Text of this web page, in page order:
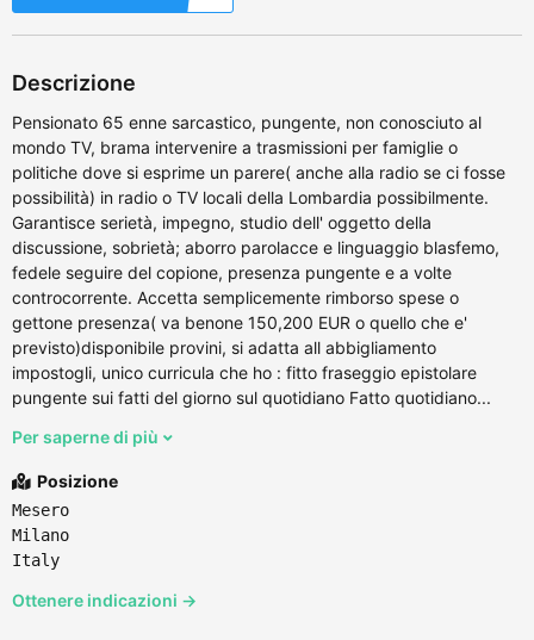
Descrizione
Pensionato 65 enne sarcastico, pungente, non conosciuto al
mondo TV, brama intervenire a trasmissioni per famiglie o
politiche dove si esprime un parere( anche alla radio se ci fosse
possibilità) in radio o TV locali della Lombardia possibilmente.
Garantisce serietà, impegno, studio dell' oggetto della
discussione, sobrietà; aborro parolacce e linguaggio blasfemo,
fedele seguire del copione, presenza pungente e a volte
controcorrente. Accetta semplicemente rimborso spese o
gettone presenza( va benone 150,200 EUR o quello che e'
previsto)disponibile provini, si adatta all abbigliamento
impostogli, unico curricula che ho : fitto fraseggio epistolare
pungente sui fatti del giorno sul quotidiano Fatto quotidiano...
Per saperne di più
Posizione
Mesero
Milano
Italy
Ottenere indicazioni →